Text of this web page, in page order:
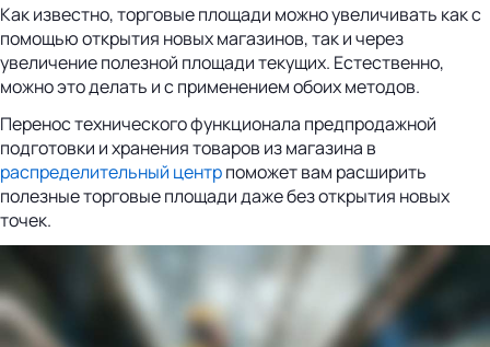
Как известно, торговые площади можно увеличивать как с
помощью открытия новых магазинов, так и через
увеличение полезной площади текущих. Естественно,
можно это делать и с применением обоих методов.
Перенос технического функционала предпродажной
подготовки и хранения товаров из магазина в
распределительный центрпоможет вам расширить
полезные торговые площади даже без открытия новых
точек.